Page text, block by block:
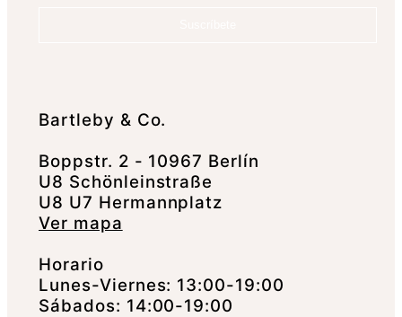
Bartleby & Co.
Boppstr. 2 - 10967 Berlín
U8 Schönleinstraße
U8 U7 Hermannplatz
Ver mapa
Horario
Lunes-Viernes: 13:00-19:00
Sábados: 14:00-19:00